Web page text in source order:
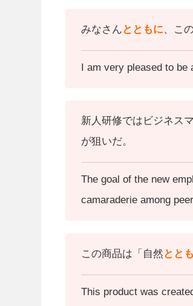
みなさん とともに、こ
I am very pleased to be
新人研修ではビジネス
が狙いだ。
The goal of the new
camaraderie among
この商品は「自然 とと
This product was